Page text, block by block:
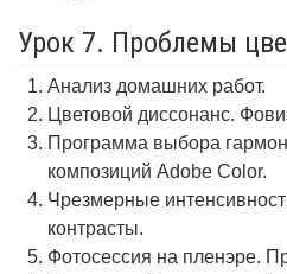
Урок 7. Проблемы
Анализ домашних работ.
Цветовой диссонанс.
Программа выбора
композиций Adobe Color.
Чрезмерные
контрасты.
Фотосессия на пленэре.